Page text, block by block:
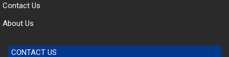
Contact Us
About Us
CONTACT US